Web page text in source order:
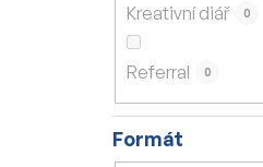
Kreativní diář 0
Referral 0
Formát